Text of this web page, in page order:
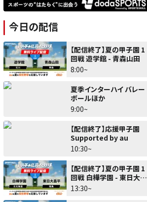
今日の配信
【配信終了】夏の甲子園 1
回戦 遊学館 - 青森山田
8:00~
夏季インターハイ バレー
ボールほか
9:00~
【配信終了】応援甲子園
Supported by au
10:30~
【配信終了】夏の甲子園 1
回戦 白樺学園 - 東日大昌
平
13:30~